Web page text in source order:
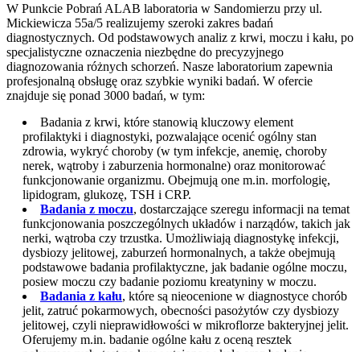
W Punkcie Pobrań ALAB laboratoria w Sandomierzu przy ul.
Mickiewicza 55a/5 realizujemy szeroki zakres badań
diagnostycznych. Od podstawowych analiz z krwi, moczu i kału, po
specjalistyczne oznaczenia niezbędne do precyzyjnego
diagnozowania różnych schorzeń. Nasze laboratorium zapewnia
profesjonalną obsługę oraz szybkie wyniki badań. W ofercie
znajduje się ponad 3000 badań, w tym:
Badania z krwi, które stanowią kluczowy element
profilaktyki i diagnostyki, pozwalające ocenić ogólny stan
zdrowia, wykryć choroby (w tym infekcje, anemię, choroby
nerek, wątroby i zaburzenia hormonalne) oraz monitorować
funkcjonowanie organizmu. Obejmują one m.in. morfologię,
lipidogram, glukozę, TSH i CRP.
Badania z moczu, dostarczające szeregu informacji na temat
funkcjonowania poszczególnych układów i narządów, takich jak
nerki, wątroba czy trzustka. Umożliwiają diagnostykę infekcji,
dysbiozy jelitowej, zaburzeń hormonalnych, a także obejmują
podstawowe badania profilaktyczne, jak badanie ogólne moczu,
posiew moczu czy badanie poziomu kreatyniny w moczu.
Badania z kału, które są nieocenione w diagnostyce chorób
jelit, zatruć pokarmowych, obecności pasożytów czy dysbiozy
jelitowej, czyli nieprawidłowości w mikroflorze bakteryjnej jelit.
Oferujemy m.in. badanie ogólne kału z oceną resztek